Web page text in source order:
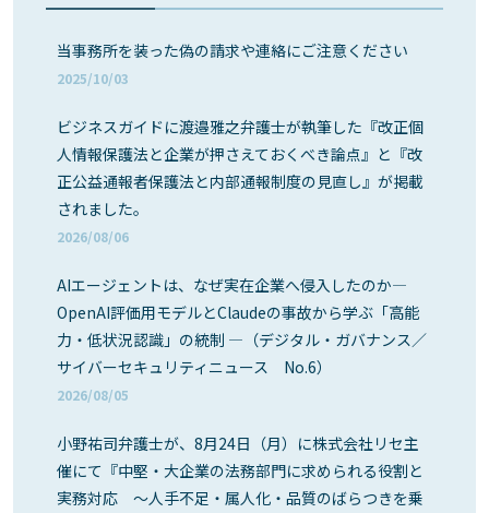
当事務所を装った偽の請求や連絡にご注意ください
2025/10/03
ビジネスガイドに渡邉雅之弁護士が執筆した『改正個
人情報保護法と企業が押さえておくべき論点』と『改
正公益通報者保護法と内部通報制度の見直し』が掲載
されました。
2026/08/06
AIエージェントは、なぜ実在企業へ侵入したのか―
OpenAI評価用モデルとClaudeの事故から学ぶ「高能
力・低状況認識」の統制 ―（デジタル・ガバナンス／
サイバーセキュリティニュース No.6）
2026/08/05
小野祐司弁護士が、8月24日（月）に株式会社リセ主
催にて『中堅・大企業の法務部門に求められる役割と
実務対応 ～人手不足・属人化・品質のばらつきを乗